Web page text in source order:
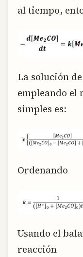
al tiempo,
La solución
empleando el
simples es:
Ordenando
Usando el
reacción